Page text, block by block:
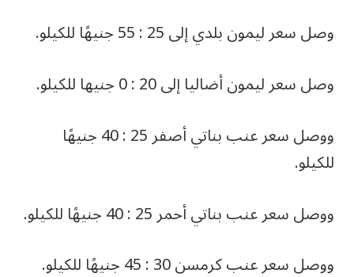
وصل سعر ليمون بلدي إلى 25 : 55 جنيهًا للكيلو.
وصل سعر ليمون أضاليا إلى 20 : 0 جنيها للكيلو.
ووصل سعر عنب بناتي أصفر 25 : 40 جنيهًا
للكيلو.
ووصل سعر عنب بناتي أحمر 25 : 40 جنيهًا للكيلو.
ووصل سعر عنب كرمسن 30 : 45 جنيهًا للكيلو.